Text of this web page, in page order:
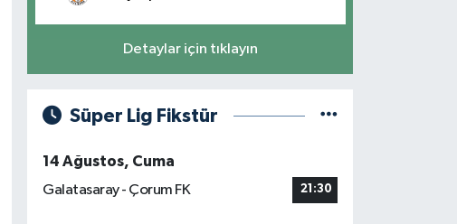
Detaylar için tıklayın
Süper Lig Fikstür
14 Ağustos, Cuma
Galatasaray - Çorum FK
21:30